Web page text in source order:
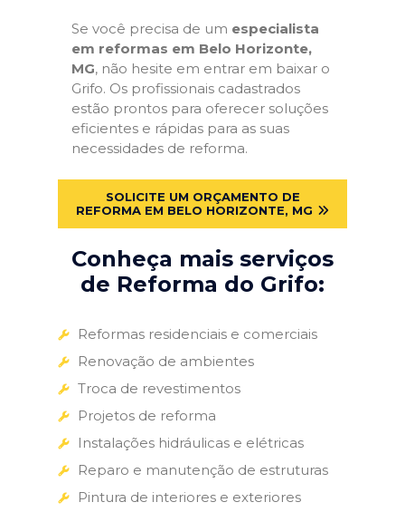
Se você precisa de um especialista
em reformas em Belo Horizonte,
MG, não hesite em entrar em baixar o
Grifo. Os profissionais cadastrados
estão prontos para oferecer soluções
eficientes e rápidas para as suas
necessidades de reforma.
SOLICITE UM ORÇAMENTO DE
REFORMA EM BELO HORIZONTE, MG
Conheça mais serviços
de Reforma do Grifo:
Reformas residenciais e comerciais
Renovação de ambientes
Troca de revestimentos
Projetos de reforma
Instalações hidráulicas e elétricas
Reparo e manutenção de estruturas
Pintura de interiores e exteriores